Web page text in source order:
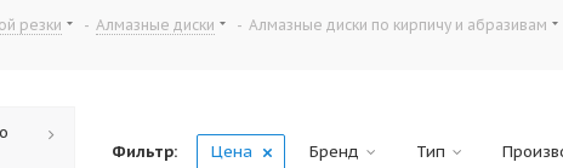
резки - Алмазные диски - Алмазные диски по кирпичу и абразивам
Фильтр: Цена Бренд Тип